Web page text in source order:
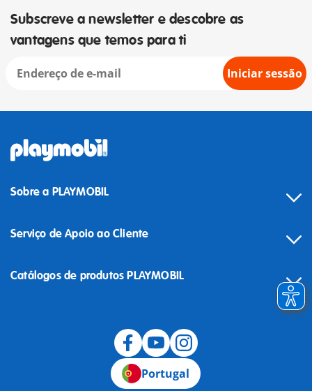
Subscreve a newsletter e descobre as
vantagens que temos para ti
Iniciar sessão
Sobre a PLAYMOBIL
Serviço de Apoio ao Cliente
Catálogos de produtos PLAYMOBIL
Portugal